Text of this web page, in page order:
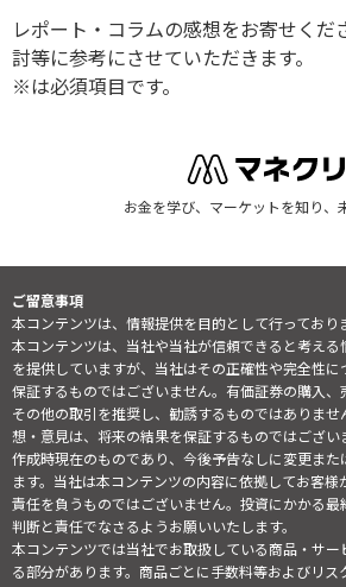
レポート・コラムの感想をお寄せくだ
討等に参考にさせていただきます。
※は必須項目です。
お金を学び、マーケットを知り、
ご留意事項
本コンテンツは、情報提供を目的として行っており
本コンテンツは、当社や当社が信頼できると考え
を提供していますが、当社はその正確性や完全性
保証するものではございません。有価証券の購入、
その他の取引を推奨し、勧誘するものではありま
想・意見は、将来の結果を保証するものではござ
作成時現在のものであり、今後予告なしに変更ま
ます。当社は本コンテンツの内容に依拠してお客
責任を負うものではございません。投資にかかる
判断と責任でなさるようお願いいたします。
本コンテンツでは当社でお取扱している商品・サ
る部分があります。商品ごとに手数料等およびリ